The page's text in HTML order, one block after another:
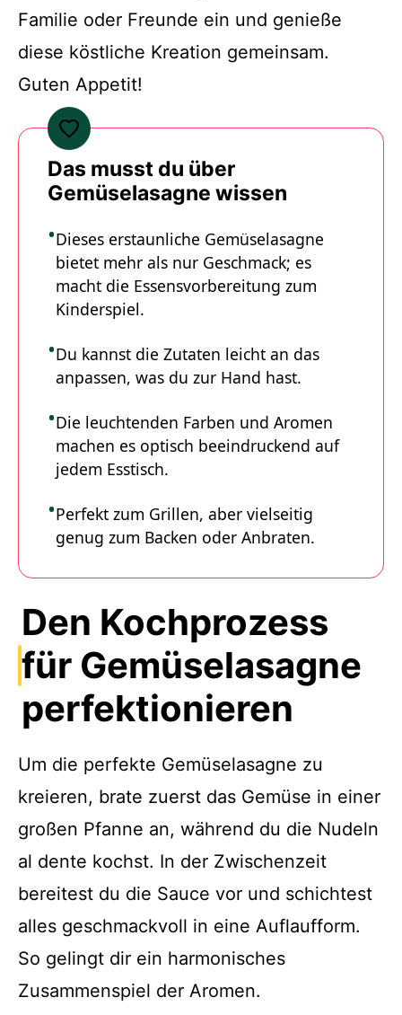
Familie oder Freunde ein und genieße
diese köstliche Kreation gemeinsam.
Guten Appetit!
Das musst du über
Gemüselasagne wissen
Dieses erstaunliche Gemüselasagne
bietet mehr als nur Geschmack; es
macht die Essensvorbereitung zum
Kinderspiel.
Du kannst die Zutaten leicht an das
anpassen, was du zur Hand hast.
Die leuchtenden Farben und Aromen
machen es optisch beeindruckend auf
jedem Esstisch.
Perfekt zum Grillen, aber vielseitig
genug zum Backen oder Anbraten.
Den Kochprozess
für Gemüselasagne
perfektionieren
Um die perfekte Gemüselasagne zu
kreieren, brate zuerst das Gemüse in einer
großen Pfanne an, während du die Nudeln
al dente kochst. In der Zwischenzeit
bereitest du die Sauce vor und schichtest
alles geschmackvoll in eine Auflaufform.
So gelingt dir ein harmonisches
Zusammenspiel der Aromen.